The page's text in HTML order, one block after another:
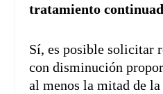
tratamiento
Sí, es posible solicitar
con disminución
al menos la mitad de